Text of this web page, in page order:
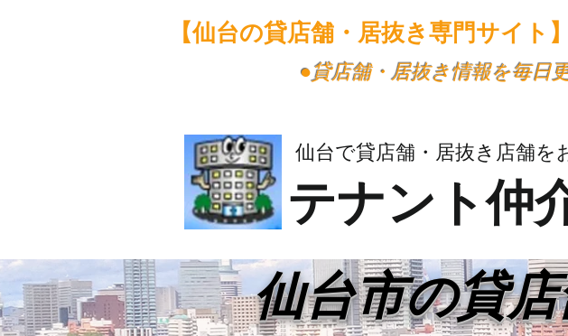
【仙台の貸店舗・居抜き専門サイト】
​●貸店舗・居抜き情報を毎日
仙台で貸店舗・居抜き店舗を
テナント仲
仙台市の貸